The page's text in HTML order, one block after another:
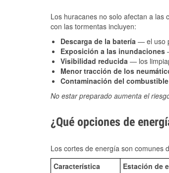
Los huracanes no solo afectan a las
con las tormentas incluyen:
Descarga de la batería — el uso
Exposición a las inundaciones
Visibilidad reducida — los
Menor tracción de los
Contaminación del combustible
No estar preparado aumenta el
¿Qué opciones de
Los cortes de energía son comunes
Característica
Estación de